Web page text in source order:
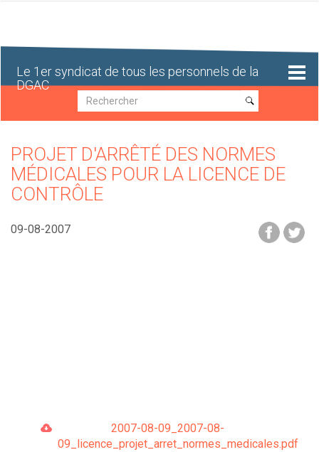
Le 1er syndicat de tous les personnels de la
DGAC
Recherche
Recherche
PROJET D'ARRÊTÉ DES NORMES
MÉDICALES POUR LA LICENCE DE
CONTRÔLE
09-08-2007
2007-08-09_2007-08-
09_licence_projet_arret_normes_medicales.pdf